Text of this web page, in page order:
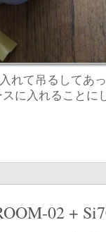
れて吊るしてあ
に入れること
02 +